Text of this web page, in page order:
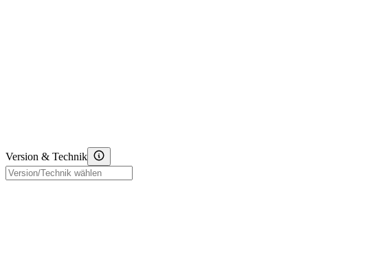
Version & Technik